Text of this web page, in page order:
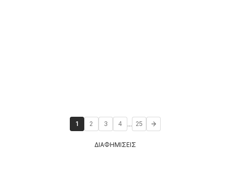
1 2 3 4 ... 25
ΔΙΑΦΗΜΙΣΕΙΣ